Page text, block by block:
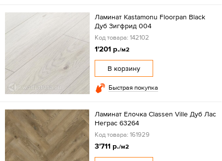
Ламинат Kastamonu Floorpan Black
Дуб Зигфрид 004
Код товара: 142102
1'201 р./м2
В корзину
Быстрая покупка
Ламинат Елочка Classen Ville Дуб Лас
Неграс 63264
Код товара: 161929
3'711 р./м2